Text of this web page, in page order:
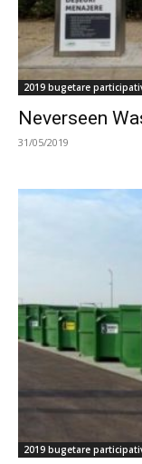
2019 bugetare
Neverseen
31/05/2019
2019 bugetare